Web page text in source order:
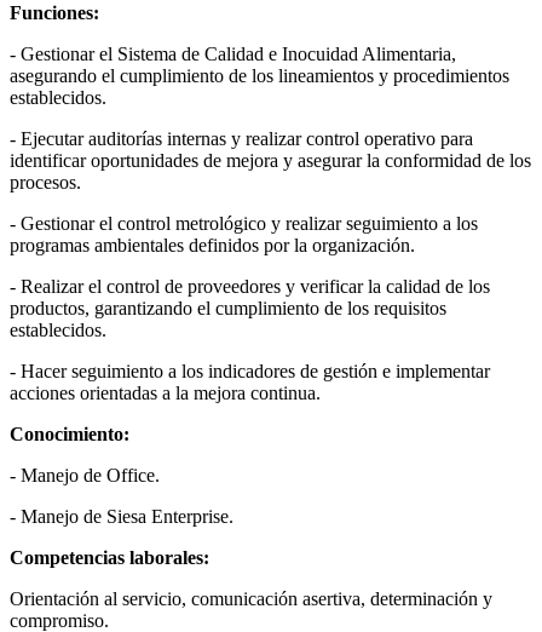
Funciones:
- Gestionar el Sistema de Calidad e Inocuidad Alimentaria,
asegurando el cumplimiento de los lineamientos y procedimientos
establecidos.
- Ejecutar auditorías internas y realizar control operativo para
identificar oportunidades de mejora y asegurar la conformidad de los
procesos.
- Gestionar el control metrológico y realizar seguimiento a los
programas ambientales definidos por la organización.
- Realizar el control de proveedores y verificar la calidad de los
productos, garantizando el cumplimiento de los requisitos
establecidos.
- Hacer seguimiento a los indicadores de gestión e implementar
acciones orientadas a la mejora continua.
Conocimiento:
- Manejo de Office.
- Manejo de Siesa Enterprise.
Competencias laborales:
Orientación al servicio, comunicación asertiva, determinación y
compromiso.